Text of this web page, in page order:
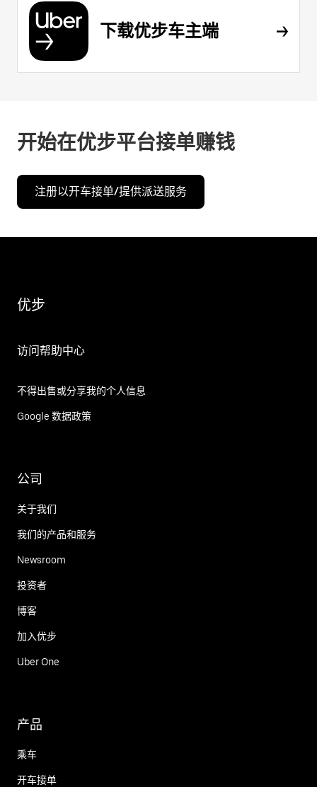
下载优步车主端
开始在优步平台接单赚钱
注册以开车接单/提供派送服务
优步
访问帮助中心
不得出售或分享我的个人信息
Google 数据政策
公司
关于我们
我们的产品和服务
Newsroom
投资者
博客
加入优步
Uber One
产品
乘车
开车接单